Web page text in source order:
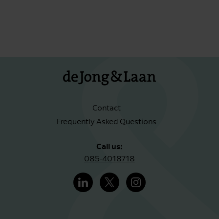
Contact
Frequently Asked Questions
Call us:
085-4018718